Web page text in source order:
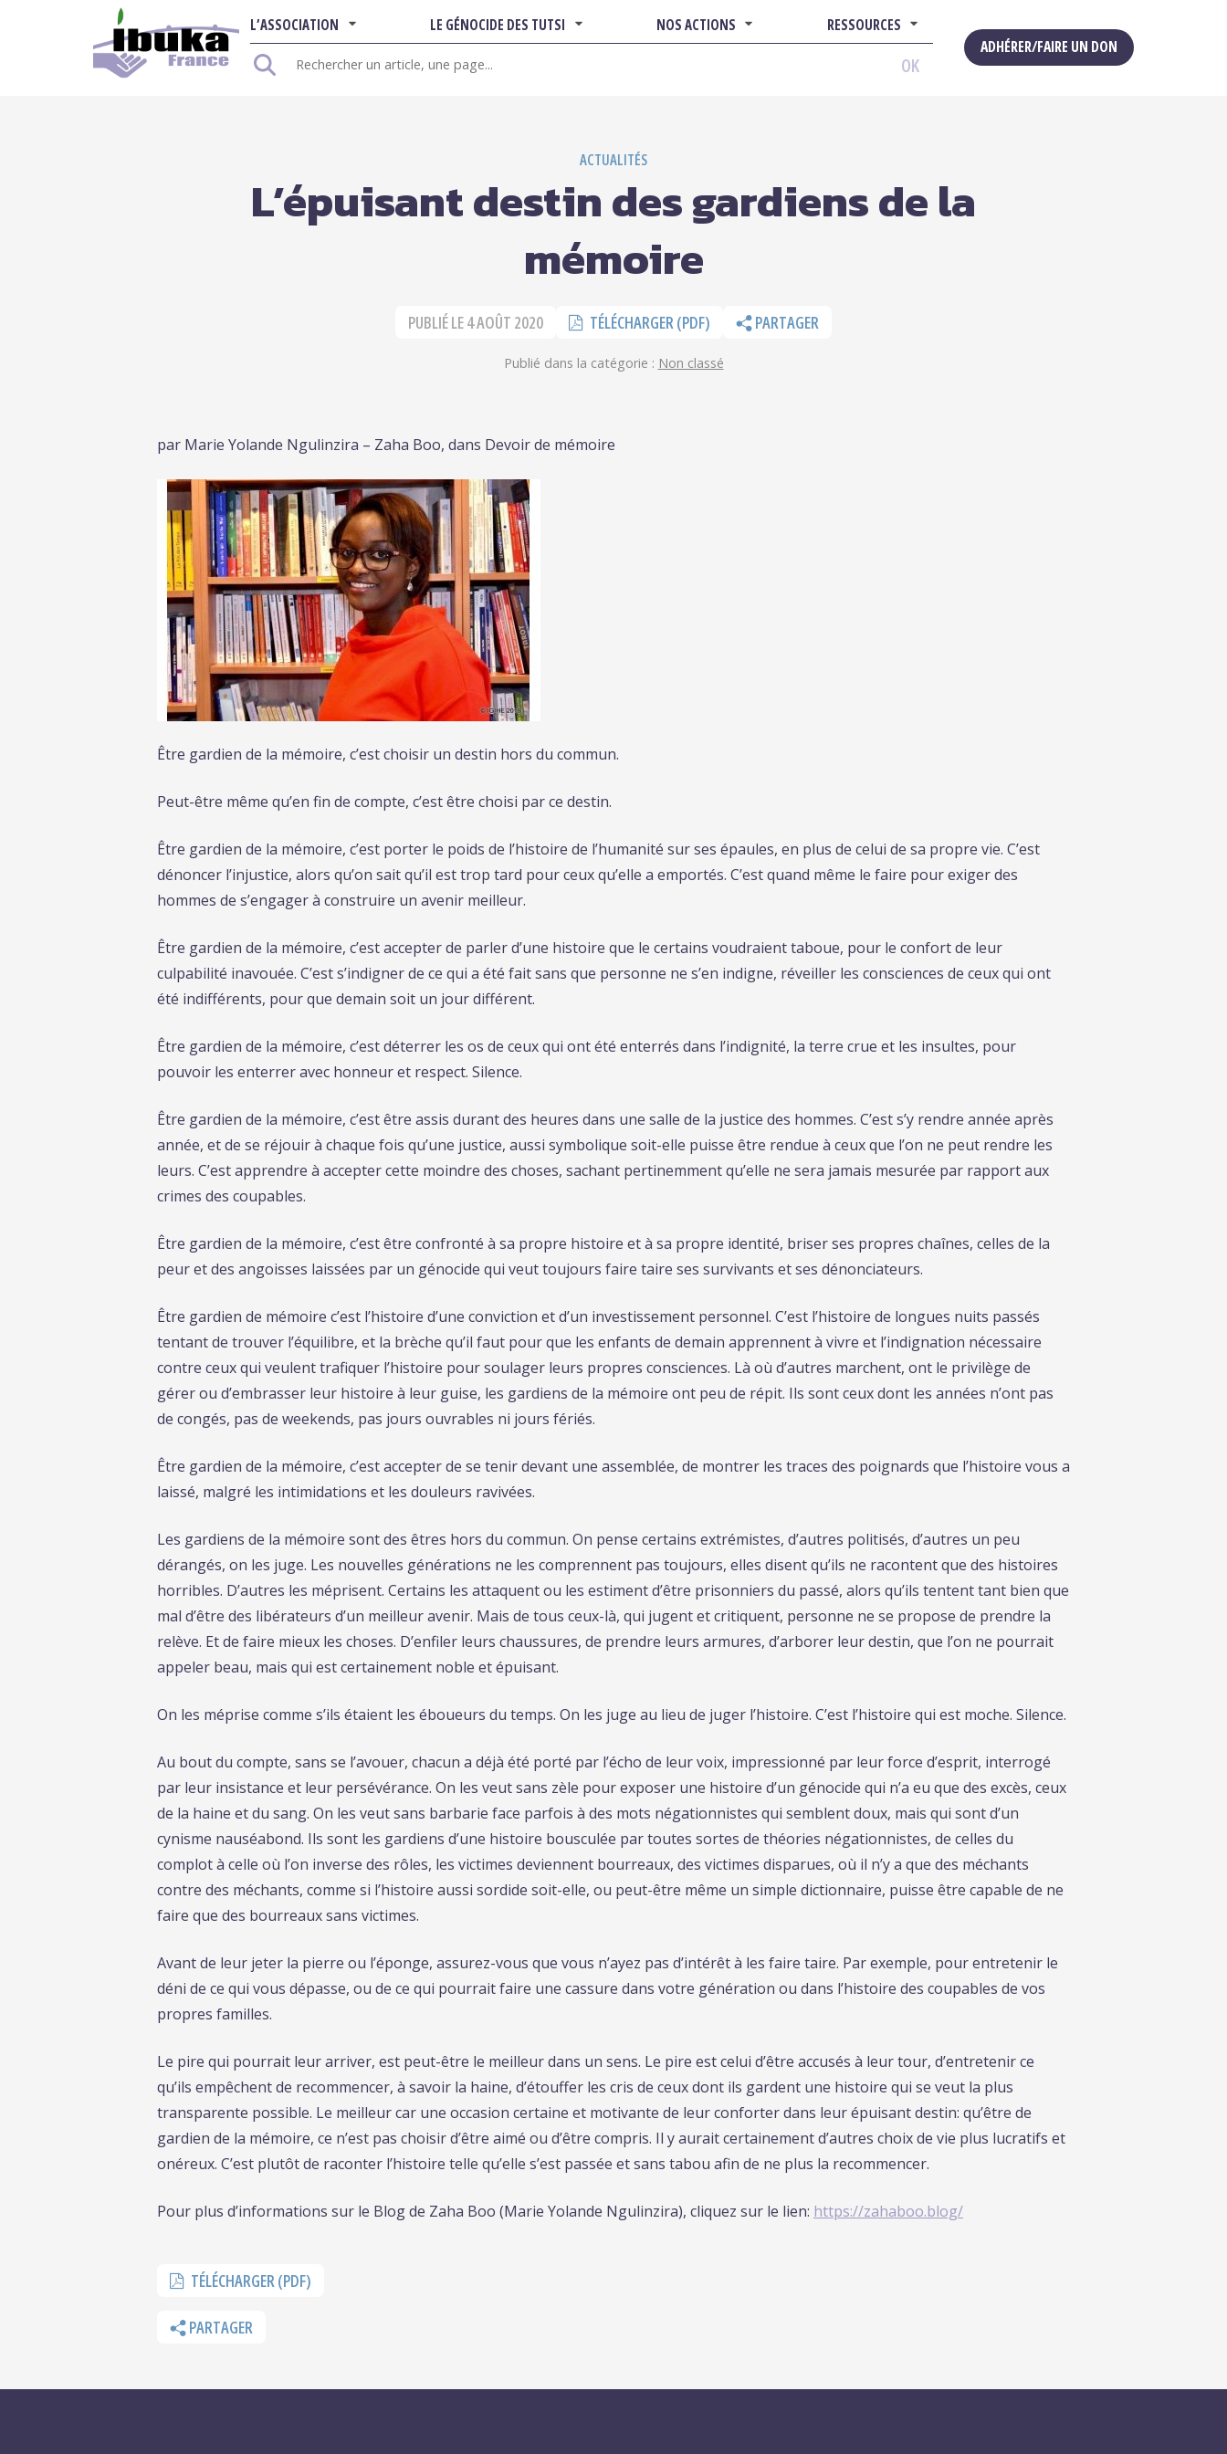
L’ASSOCIATION LE GÉNOCIDE DES TUTSI NOS ACTIONS RESSOURCES
Rechercher
OK
ADHÉRER/FAIRE UN DON
ACTUALITÉS
L’épuisant destin des gardiens de la
mémoire
PUBLIÉ LE4 AOÛT 2020 TÉLÉCHARGER (PDF) PARTAGER
Publié dans la catégorie : Non classé
par Marie Yolande Ngulinzira – Zaha Boo, dans Devoir de mémoire
Être gardien de la mémoire, c’est choisir un destin hors du commun.
Peut-être même qu’en fin de compte, c’est être choisi par ce destin.
Être gardien de la mémoire, c’est porter le poids de l’histoire de l’humanité sur ses épaules, en plus de celui de sa propre vie. C’est
dénoncer l’injustice, alors qu’on sait qu’il est trop tard pour ceux qu’elle a emportés. C’est quand même le faire pour exiger des
hommes de s’engager à construire un avenir meilleur.
Être gardien de la mémoire, c’est accepter de parler d’une histoire que le certains voudraient taboue, pour le confort de leur
culpabilité inavouée. C’est s’indigner de ce qui a été fait sans que personne ne s’en indigne, réveiller les consciences de ceux qui ont
été indifférents, pour que demain soit un jour différent.
Être gardien de la mémoire, c’est déterrer les os de ceux qui ont été enterrés dans l’indignité, la terre crue et les insultes, pour
pouvoir les enterrer avec honneur et respect. Silence.
Être gardien de la mémoire, c’est être assis durant des heures dans une salle de la justice des hommes. C’est s’y rendre année après
année, et de se réjouir à chaque fois qu’une justice, aussi symbolique soit-elle puisse être rendue à ceux que l’on ne peut rendre les
leurs. C’est apprendre à accepter cette moindre des choses, sachant pertinemment qu’elle ne sera jamais mesurée par rapport aux
crimes des coupables.
Être gardien de la mémoire, c’est être confronté à sa propre histoire et à sa propre identité, briser ses propres chaînes, celles de la
peur et des angoisses laissées par un génocide qui veut toujours faire taire ses survivants et ses dénonciateurs.
Être gardien de mémoire c’est l’histoire d’une conviction et d’un investissement personnel. C’est l’histoire de longues nuits passés
tentant de trouver l’équilibre, et la brèche qu’il faut pour que les enfants de demain apprennent à vivre et l’indignation nécessaire
contre ceux qui veulent trafiquer l’histoire pour soulager leurs propres consciences. Là où d’autres marchent, ont le privilège de
gérer ou d’embrasser leur histoire à leur guise, les gardiens de la mémoire ont peu de répit. Ils sont ceux dont les années n’ont pas
de congés, pas de weekends, pas jours ouvrables ni jours fériés.
Être gardien de la mémoire, c’est accepter de se tenir devant une assemblée, de montrer les traces des poignards que l’histoire vous a
laissé, malgré les intimidations et les douleurs ravivées.
Les gardiens de la mémoire sont des êtres hors du commun. On pense certains extrémistes, d’autres politisés, d’autres un peu
dérangés, on les juge. Les nouvelles générations ne les comprennent pas toujours, elles disent qu’ils ne racontent que des histoires
horribles. D’autres les méprisent. Certains les attaquent ou les estiment d’être prisonniers du passé, alors qu’ils tentent tant bien que
mal d’être des libérateurs d’un meilleur avenir. Mais de tous ceux-là, qui jugent et critiquent, personne ne se propose de prendre la
relève. Et de faire mieux les choses. D’enfiler leurs chaussures, de prendre leurs armures, d’arborer leur destin, que l’on ne pourrait
appeler beau, mais qui est certainement noble et épuisant.
On les méprise comme s’ils étaient les éboueurs du temps. On les juge au lieu de juger l’histoire. C’est l’histoire qui est moche. Silence.
Au bout du compte, sans se l’avouer, chacun a déjà été porté par l’écho de leur voix, impressionné par leur force d’esprit, interrogé
par leur insistance et leur persévérance. On les veut sans zèle pour exposer une histoire d’un génocide qui n’a eu que des excès, ceux
de la haine et du sang. On les veut sans barbarie face parfois à des mots négationnistes qui semblent doux, mais qui sont d’un
cynisme nauséabond. Ils sont les gardiens d’une histoire bousculée par toutes sortes de théories négationnistes, de celles du
complot à celle où l’on inverse des rôles, les victimes deviennent bourreaux, des victimes disparues, où il n’y a que des méchants
contre des méchants, comme si l’histoire aussi sordide soit-elle, ou peut-être même un simple dictionnaire, puisse être capable de ne
faire que des bourreaux sans victimes.
Avant de leur jeter la pierre ou l’éponge, assurez-vous que vous n’ayez pas d’intérêt à les faire taire. Par exemple, pour entretenir le
déni de ce qui vous dépasse, ou de ce qui pourrait faire une cassure dans votre génération ou dans l’histoire des coupables de vos
propres familles.
Le pire qui pourrait leur arriver, est peut-être le meilleur dans un sens. Le pire est celui d’être accusés à leur tour, d’entretenir ce
qu’ils empêchent de recommencer, à savoir la haine, d’étouffer les cris de ceux dont ils gardent une histoire qui se veut la plus
transparente possible. Le meilleur car une occasion certaine et motivante de leur conforter dans leur épuisant destin: qu’être de
gardien de la mémoire, ce n’est pas choisir d’être aimé ou d’être compris. Il y aurait certainement d’autres choix de vie plus lucratifs et
onéreux. C’est plutôt de raconter l’histoire telle qu’elle s’est passée et sans tabou afin de ne plus la recommencer.
Pour plus d’informations sur le Blog de Zaha Boo (Marie Yolande Ngulinzira), cliquez sur le lien: https://zahaboo.blog/
TÉLÉCHARGER (PDF)
PARTAGER